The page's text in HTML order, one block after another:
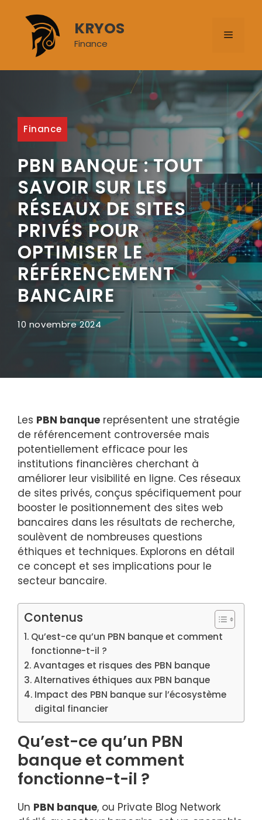
contenu
KRYOS
Finance
MENU
Finance
PBN BANQUE : TOUT
SAVOIR SUR LES
RÉSEAUX DE SITES
PRIVÉS POUR
OPTIMISER LE
RÉFÉRENCEMENT
BANCAIRE
10 novembre 2024
Les PBN banque représentent une stratégie
de référencement controversée mais
potentiellement efficace pour les
institutions financières cherchant à
améliorer leur visibilité en ligne. Ces réseaux
de sites privés, conçus spécifiquement pour
booster le positionnement des sites web
bancaires dans les résultats de recherche,
soulèvent de nombreuses questions
éthiques et techniques. Explorons en détail
ce concept et ses implications pour le
secteur bancaire.
Contenus
Qu’est-ce qu’un PBN banque et comment
fonctionne-t-il ?
Avantages et risques des PBN banque
Alternatives éthiques aux PBN banque
Impact des PBN banque sur l’écosystème
digital financier
Qu’est-ce qu’un PBN
banque et comment
fonctionne-t-il ?
Un PBN banque, ou Private Blog Network